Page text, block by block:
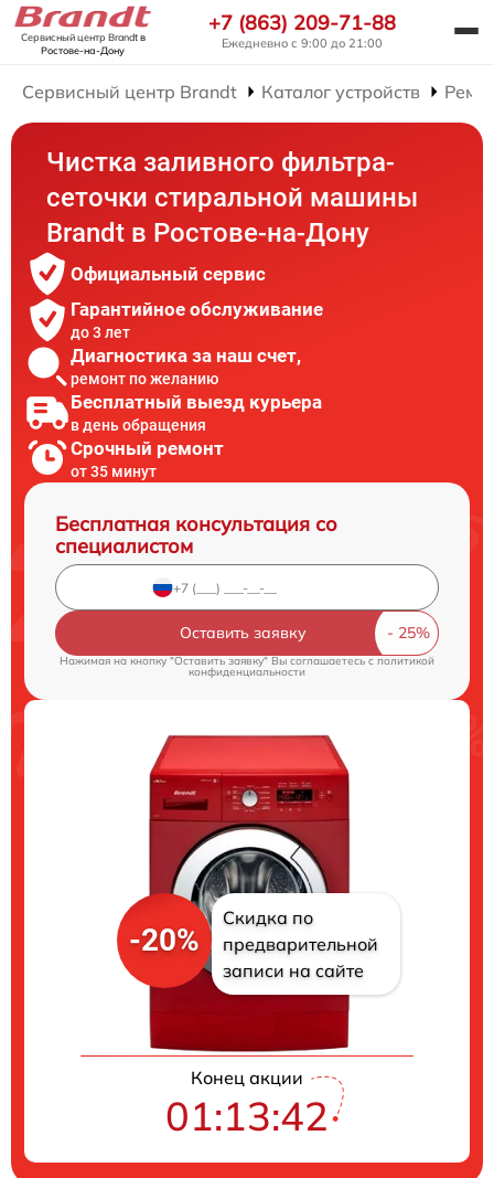
Сервисный центр Brandtв
Ростове-на-Дону
+7 (863) 209-71-88
Ежедневно с 9:00 до 21:00
Сервисный центр Brandt Каталог устройств
Чистка заливного фильтра-
сеточки стиральной машины
Brandt в Ростове-на-Дону
Официальный сервис
Гарантийное обслуживание
до 3 лет
Диагностика за наш счет,
ремонт по желанию
Бесплатный выезд курьера
в день обращения
Срочный ремонт
от 35 минут
Бесплатная консультация со
специалистом
Оставить заявку
Нажимая на кнопку "Оставить заявку" Вы соглашаетесь c политикой
конфиденциальности
-20%
Скидка по
предварительной
записи на сайте
Конец акции
01:13:41